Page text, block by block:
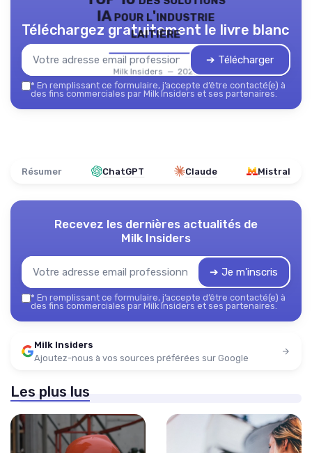
IA pour l'industrie
laitière
Milk Insiders — 2026
Téléchargez gratuitement le livre blanc
➔ Télécharger
* En remplissant ce formulaire, j’accepte d’être contacté(e) à
des fins commerciales par Milk Insiders et ses partenaires.
Résumer ChatGPT Claude Mistral
Recevez les dernières actualités de
Milk Insiders
➔ Je m'inscris
* En remplissant ce formulaire, j’accepte d’être contacté(e) à
des fins commerciales par Milk Insiders et ses partenaires.
Milk Insiders
Ajoutez-nous à vos sources préférées sur Google
Les plus lus